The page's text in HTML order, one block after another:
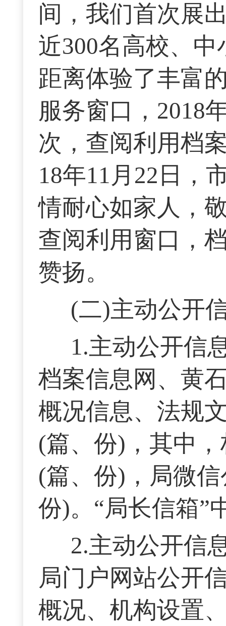
间，我们首次展
近300名高校、
距离体验了丰富
服务窗口，2018
次，查阅利用档
18年11月22日，
情耐心如家人，
查阅利用窗口，
赞扬。
(二)主动公开
1.主动公开信
档案信息网、黄
概况信息、法规
(篇、份)，其中
(篇、份)，局微
份)。“局长信箱”
2.主动公开信
局门户网站公开
概况、机构设置